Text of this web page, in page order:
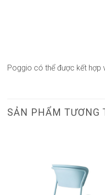
Poggio có thể được kết hợp
SẢN PHẨM TƯƠNG